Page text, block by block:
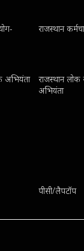
राजस्थान
अभियंता
राजस्थान
अभियंता
पीसी/लैपटॉप